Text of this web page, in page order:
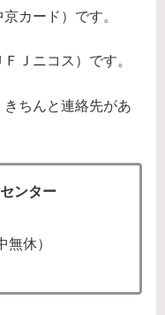
カード）です。
Ｊニコス）です。
きちんと連絡先があ
ンター
無休）